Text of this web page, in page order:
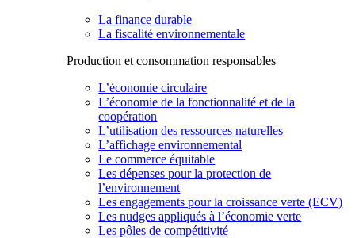
La finance durable
La fiscalité environnementale
Production et consommation responsables
L’économie circulaire
L’économie de la fonctionnalité et de la
coopération
L’utilisation des ressources naturelles
L’affichage environnemental
Le commerce équitable
Les dépenses pour la protection de
l’environnement
Les engagements pour la croissance verte (ECV)
Les nudges appliqués à l’économie verte
Les pôles de compétitivité